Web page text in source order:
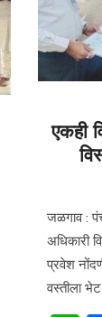
एकही
जळगाव :
अधिकारी
प्रवेश
वस्तीला